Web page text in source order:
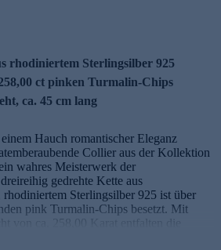
rhodiniertem Sterlingsilber 925
ct pinken Turmalin-Chips
ca. 45 cm lang
Hauch romantischer Eleganz
Collier aus der Kollektion
wahres Meisterwerk der
gedrehte Kette aus
Sterlingsilber 925 ist über
pink Turmalin-Chips besetzt. Mit
von ca. 258,00 Karat entfalten die
aus Brasilien ein faszinierendes